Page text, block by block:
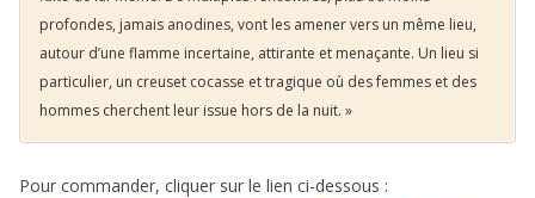
profondes, jamais anodines, vont les amener vers un même lieu,
autour d’une flamme incertaine, attirante et menaçante. Un lieu si
particulier, un creuset cocasse et tragique où des femmes et des
hommes cherchent leur issue hors de la nuit. »
Pour commander, cliquer sur le lien ci-dessous :